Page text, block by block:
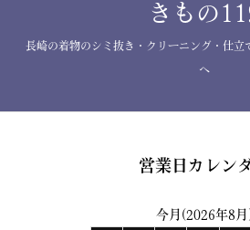
きもの
長崎の着物のシミ抜き・クリーニング・仕立
へ
営業日カレン
今月(2026年8